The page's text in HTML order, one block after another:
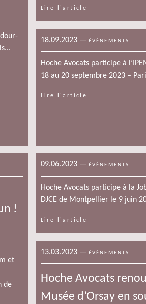
Lire l'article
18.09.2023— ÉVÈNEMENTS
Hoche Avocats participe à
18 au 20 septembre 2023 –
Lire l'article
!
et
de
09.06.2023— ÉVÈNEMENTS
Hoche Avocats participe à la
DJCE de Montpellier le 9 juin
Lire l'article
13.03.2023— ÉVÈNEMENTS
Hoche Avocats
Musée d’Orsay en